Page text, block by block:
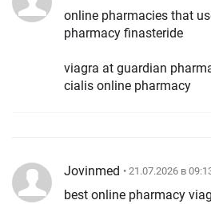
online pharmacies that
pharmacy finasteride
viagra at guardian
cialis online pharmacy
Jovinmed • 21.07.2026 в
best online pharmacy